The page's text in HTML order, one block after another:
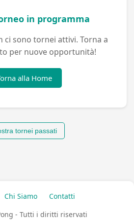
in programma
ci sono tornei attivi. Torna a
per nuove opportunità!
alla Home
tornei passati
Chi Siamo
Contatti
- Tutti i diritti riservati